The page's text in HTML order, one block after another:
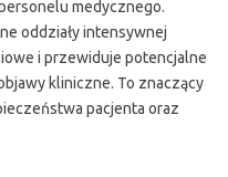
medycznego.
oddziały intensywnej
i przewiduje potencjalne
kliniczne. To znaczący
pacjenta oraz